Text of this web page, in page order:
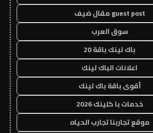
guest post مقال ضيف
سوق العرب
باك لينك باقة 20
اعلانات الباك لينك
أقوى باقة باك لينك
خدمات با كلينك 2026
موقع تجاربنا تجارب الحياه